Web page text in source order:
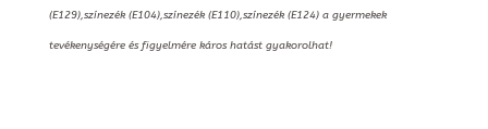
(E129),színezék (E104),színezék (E110),színezék (E124) a gyermekek
tevékenységére és figyelmére káros hatást gyakorolhat!